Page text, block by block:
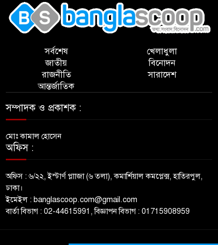
সর্বশেষ
জাতীয়
রাজনীতি
আন্তর্জাতিক
খেলাধুলা
বিনোদন
সারাদেশ
সম্পাদক ও প্রকাশক :
মোঃ কামাল হোসেন
অফিস :
অফিস : ৬/২২, ইস্টার্ণ প্লাাজা (৬ তলা), কমার্শিয়াল কমপ্লেক্স, হাতিরপুল,
ঢাকা।
ইমেইল : banglascoop.com@gmail.com
বার্তা বিভাগ : 02-44615991, বিজ্ঞাপন বিভাগ : 01715908959